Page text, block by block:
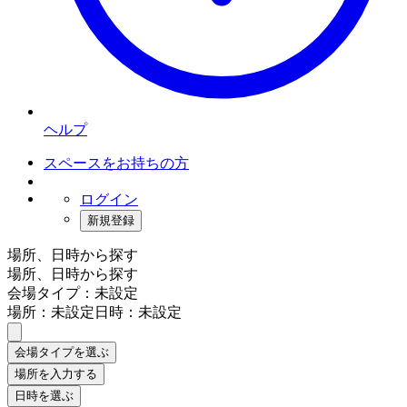
ヘルプ
スペースをお持ちの方
ログイン
新規登録
場所、日時から探す
場所、日時から探す
会場タイプ：未設定
場所：未設定日時：未設定
会場タイプを選ぶ
場所を入力する
日時を選ぶ